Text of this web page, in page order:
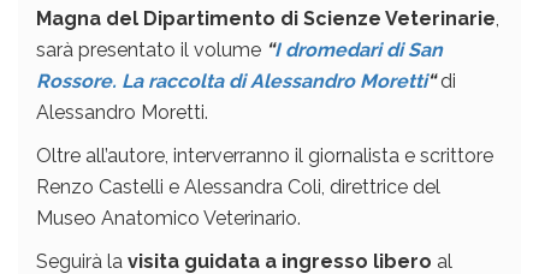
Magna del Dipartimento di Scienze Veterinarie,
sarà presentato il volume “I dromedari di San
Rossore. La raccolta di Alessandro Moretti“di
Alessandro Moretti.
Oltre all’autore, interverranno il giornalista e scrittore
Renzo Castelli e Alessandra Coli, direttrice del
Museo Anatomico Veterinario.
Seguirà la visita guidata a ingresso libero al